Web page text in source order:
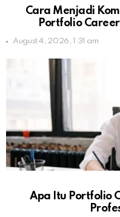
Cara Menjadi
Portfolio
August 4, 2026, 1:31 am
Apa Itu Portfolio